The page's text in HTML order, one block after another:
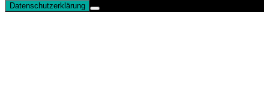
Datenschutzerklärung